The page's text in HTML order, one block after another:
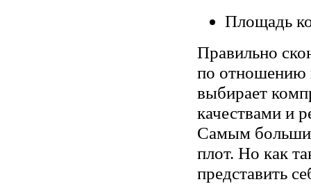
Площадь
Правильно
по отношению
выбирает
качествами и
Самым
плот. Но как
представить